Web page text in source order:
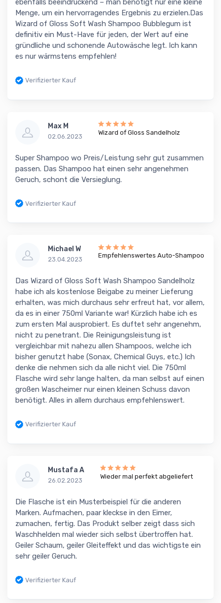
ebenfalls beeindruckend – man benötigt nur eine kleine
Menge, um ein hervorragendes Ergebnis zu erzielen.Das
Wizard of Gloss Soft Wash Shampoo Bubblegum ist
definitiv ein Must-Have für jeden, der Wert auf eine
gründliche und schonende Autowäsche legt. Ich kann
es nur wärmstens empfehlen!
Verifizierter Kauf
Max M
02.06.2023
Wizard of Gloss Sandelholz
Super Shampoo wo Preis/Leistung sehr gut zusammen
passen. Das Shampoo hat einen sehr angenehmen
Geruch, schont die Versieglung.
Verifizierter Kauf
Michael W
23.04.2023
Empfehlenswertes Auto-Shampoo
Das Wizard of Gloss Soft Wash Shampoo Sandelholz
habe ich als kostenlose Beigabe zu meiner Lieferung
erhalten, was mich durchaus sehr erfreut hat, vor allem,
da es in einer 750ml Variante war! Kürzlich habe ich es
zum ersten Mal ausprobiert. Es duftet sehr angenehm,
nicht zu penetrant. Die Reinigungsleistung ist
vergleichbar mit nahezu allen Shampoos, welche ich
bisher genutzt habe (Sonax, Chemical Guys, etc.) Ich
denke die nehmen sich da alle nicht viel. Die 750ml
Flasche wird sehr lange halten, da man selbst auf einen
großen Wascheimer nur einen kleinen Schuss davon
benötigt. Alles in allem durchaus empfehlenswert.
Verifizierter Kauf
Mustafa A
26.02.2023
Wieder mal perfekt abgeliefert
Die Flasche ist ein Musterbeispiel für die anderen
Marken. Aufmachen, paar kleckse in den Eimer,
zumachen, fertig. Das Produkt selber zeigt dass sich
Waschhelden mal wieder sich selbst übertroffen hat.
Geiler Schaum, geiler Gleiteffekt und das wichtigste ein
sehr geiler Geruch.
Verifizierter Kauf